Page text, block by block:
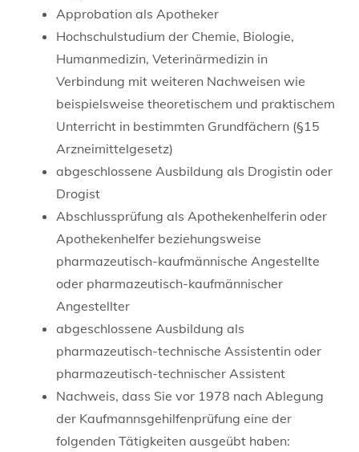
Approbation als Apotheker
Hochschulstudium der Chemie, Biologie,
Humanmedizin, Veterinärmedizin in
Verbindung mit weiteren Nachweisen wie
beispielsweise theoretischem und praktischem
Unterricht in bestimmten Grundfächern (§15
Arzneimittelgesetz)
abgeschlossene Ausbildung als Drogistin oder
Drogist
Abschlussprüfung als Apothekenhelferin oder
Apothekenhelfer beziehungsweise
pharmazeutisch-kaufmännische Angestellte
oder pharmazeutisch-kaufmännischer
Angestellter
abgeschlossene Ausbildung als
pharmazeutisch-technische Assistentin oder
pharmazeutisch-technischer Assistent
Nachweis, dass Sie vor 1978 nach Ablegung
der Kaufmannsgehilfenprüfung eine der
folgenden Tätigkeiten ausgeübt haben: